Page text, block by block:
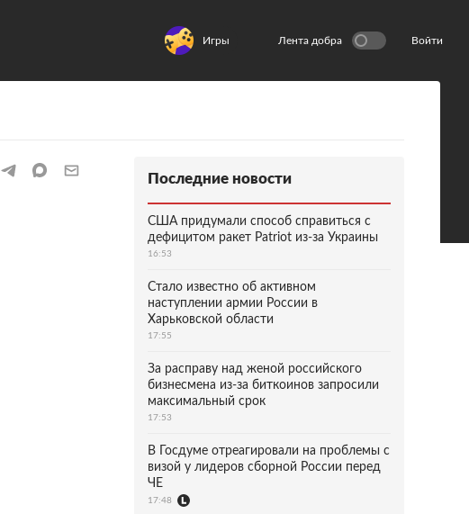
Игры Лента добра Войти
Последние новости
США придумали способ справиться с
дефицитом ракет Patriot из-за Украины
16:53
Стало известно об активном
наступлении армии России в
Харьковской области
17:55
За расправу над женой российского
бизнесмена из-за биткоинов запросили
максимальный срок
17:53
В Госдуме отреагировали на проблемы с
визой у лидеров сборной России перед
ЧЕ
17:48